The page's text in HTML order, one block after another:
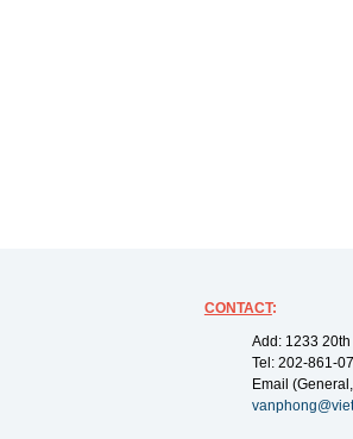
CONTACT:
Add: 1233
Tel: 202-861-
Email